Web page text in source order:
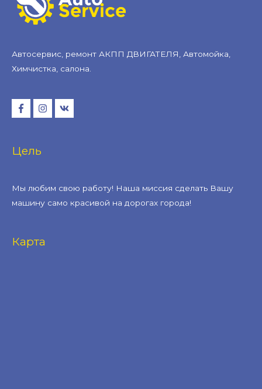
Автосервис, ремонт АКПП ДВИГАТЕЛЯ, Автомойка,
Химчистка, салона.
Цель
Мы любим свою работу! Наша миссия сделать Вашу
машину само красивой на дорогах города!
Карта